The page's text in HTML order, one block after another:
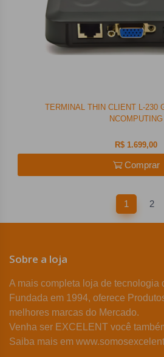
TERMINAL THIN CLIENT L-230
NCOMPUTING
R$ 1.699,00
Comprar
1 2
Sobre a loja
A mais completa loja de tecnologia
Fundada em 1994, oferece
melhores marcas do Mercado.
Venha ser EXCELENT você
Saiba mais em